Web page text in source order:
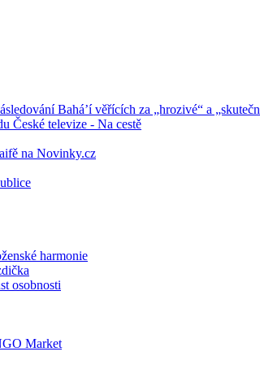
Bahá’í věřících za „hrozivé“ a
České televize - Na cestě
na Novinky.cz
harmonie
osobnosti
Market